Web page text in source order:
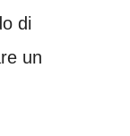
di
un